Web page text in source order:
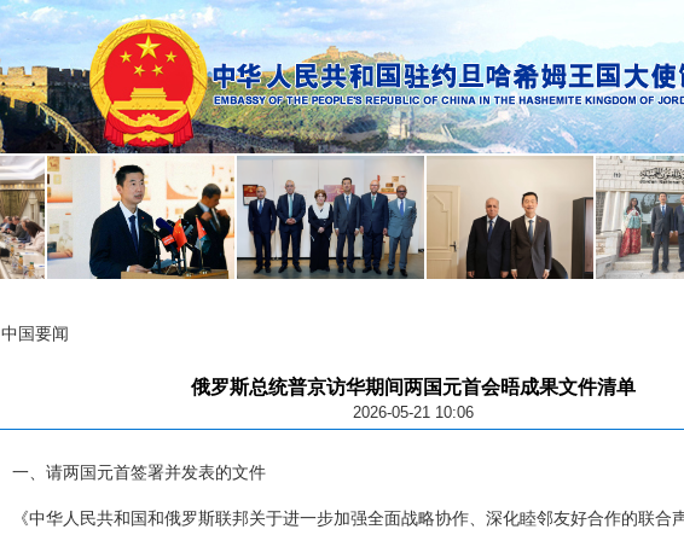
中国要闻
俄罗斯总统普京访华期间两国元首会晤成果文件清单
2026-05-21 10:06
一、请两国元首签署并发表的文件
《中华人民共和国和俄罗斯联邦关于进一步加强全面战略协作、深化睦邻友好合作的联合